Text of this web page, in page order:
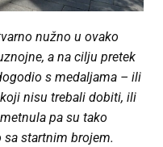
nužno u ovako
a na cilju pretek
s medaljama – ili
nisu trebali dobiti, ili
pa su tako
startnim brojem.